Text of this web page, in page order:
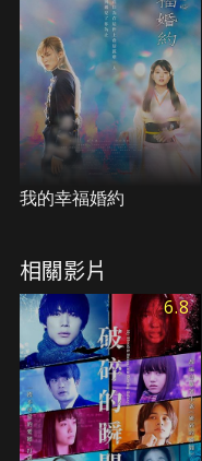
我的幸福婚約
相關影片
6.8